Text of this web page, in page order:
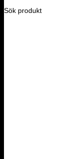
Sök produkt